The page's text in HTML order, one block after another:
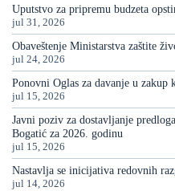
Uputstvo za pripremu budzeta
jul 31, 2026
Obaveštenje Ministarstva zaštite
jul 24, 2026
Ponovni Oglas za davanje u
jul 15, 2026
Javni poziv za dostavljanje
Bogatić za 2026. godinu
jul 15, 2026
Nastavlja se inicijativa redovnih
jul 14, 2026